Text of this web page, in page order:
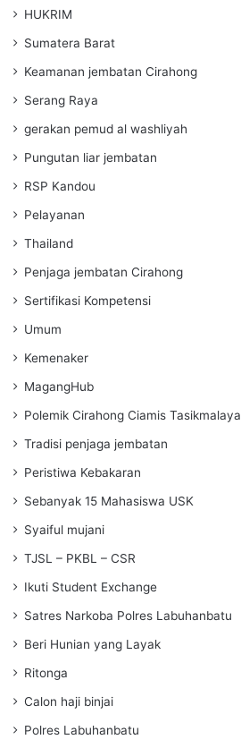
HUKRIM
Sumatera Barat
Keamanan jembatan Cirahong
Serang Raya
gerakan pemud al washliyah
Pungutan liar jembatan
RSP Kandou
Pelayanan
Thailand
Penjaga jembatan Cirahong
Sertifikasi Kompetensi
Umum
Kemenaker
MagangHub
Polemik Cirahong Ciamis Tasikmalaya
Tradisi penjaga jembatan
Peristiwa Kebakaran
Sebanyak 15 Mahasiswa USK
Syaiful mujani
TJSL – PKBL – CSR
Ikuti Student Exchange
Satres Narkoba Polres Labuhanbatu
Beri Hunian yang Layak
Ritonga
Calon haji binjai
Polres Labuhanbatu